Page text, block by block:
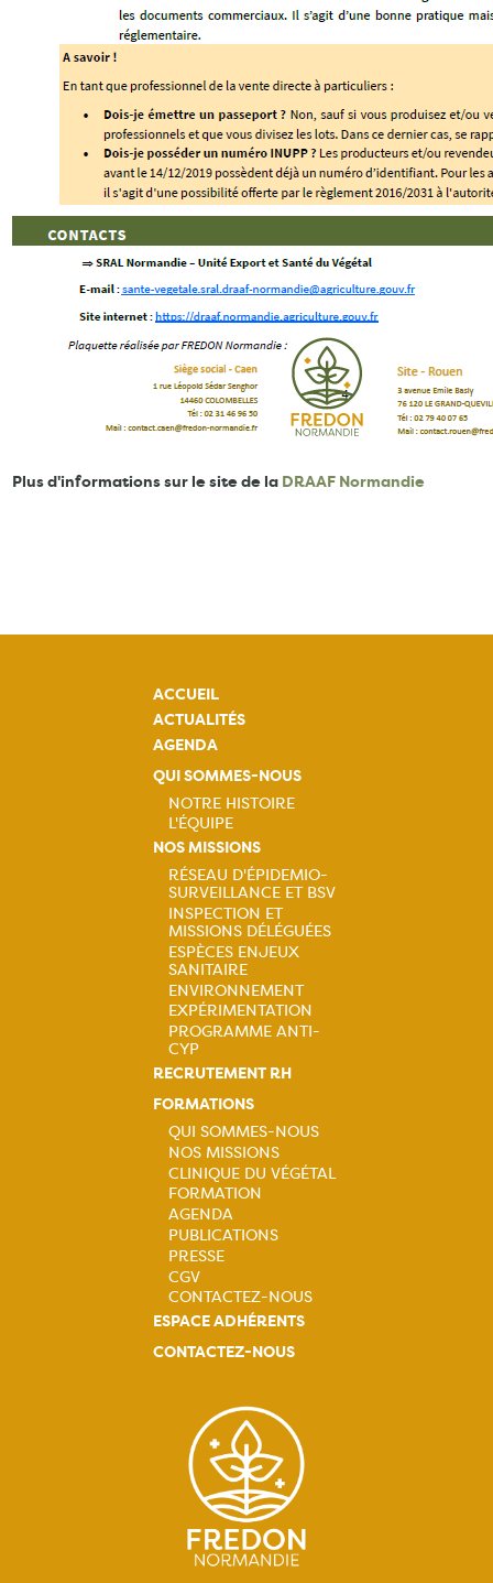
Plus d'informations sur le site de la DRAAF Normandie
ACCUEIL
ACTUALITÉS
AGENDA
QUI SOMMES-NOUS
Navigation
principale
NOTRE HISTOIRE
L'ÉQUIPE
NOS MISSIONS
Navigation
principale
RÉSEAU D'ÉPIDEMIO-
SURVEILLANCE ET BSV
INSPECTION ET
MISSIONS DÉLÉGUÉES
ESPÈCES ENJEUX
SANITAIRE
ENVIRONNEMENT
EXPÉRIMENTATION
PROGRAMME ANTI-
CYP
RECRUTEMENT RH
FORMATIONS
Navigation
principale
QUI SOMMES-NOUS
NOS MISSIONS
CLINIQUE DU VÉGÉTAL
FORMATION
AGENDA
PUBLICATIONS
PRESSE
CGV
CONTACTEZ-NOUS
ESPACE ADHÉRENTS
CONTACTEZ-NOUS